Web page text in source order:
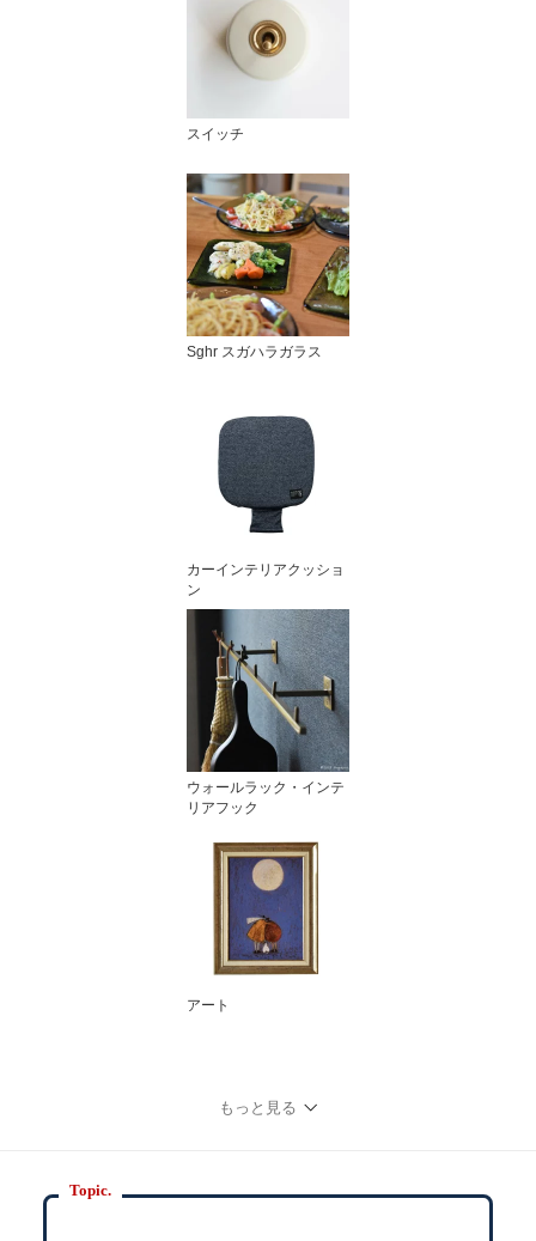
スイッチ
Sghr スガハラガラス
カーインテリアクッショ
ン
ウォールラック・インテ
リアフック
アート
もっと見る